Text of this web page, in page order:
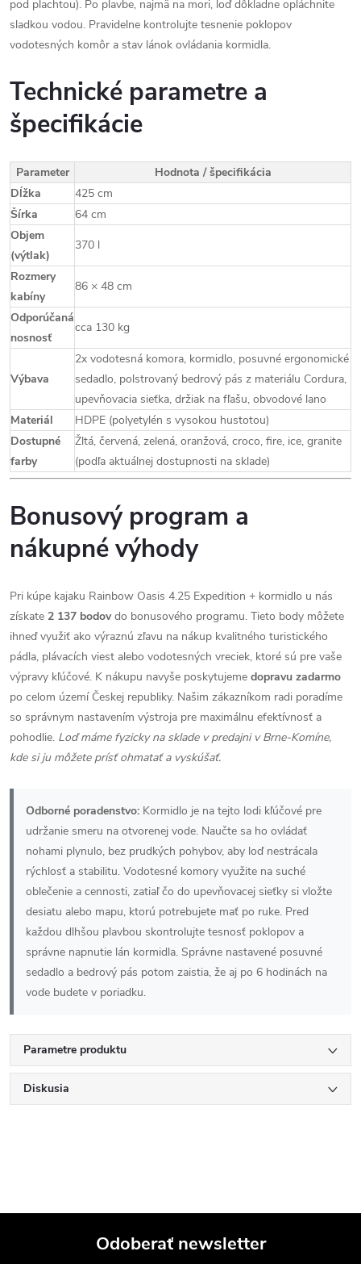
pod plachtou). Po plavbe, najmä na mori, loď dôkladne opláchnite
sladkou vodou. Pravidelne kontrolujte tesnenie poklopov
vodotesných komôr a stav lánok ovládania kormidla.
Technické parametre a
špecifikácie
Parameter
Hodnota / špecifikácia
Dĺžka
425 cm
Šírka
64 cm
Objem
(výtlak)
370 l
Rozmery
kabíny
86 × 48 cm
Odporúčaná
nosnosť
cca 130 kg
Výbava
2x vodotesná komora, kormidlo, posuvné ergonomické
sedadlo, polstrovaný bedrový pás z materiálu Cordura,
upevňovacia sieťka, držiak na fľašu, obvodové lano
Materiál
HDPE (polyetylén s vysokou hustotou)
Dostupné
farby
Žltá, červená, zelená, oranžová, croco, fire, ice, granite
(podľa aktuálnej dostupnosti na sklade)
Bonusový program a
nákupné výhody
Pri kúpe kajaku Rainbow Oasis 4.25 Expedition + kormidlo u nás
získate 2 137 bodovdo bonusového programu. Tieto body môžete
ihneď využiť ako výraznú zľavu na nákup kvalitného turistického
pádla, plávacích viest alebo vodotesných vreciek, ktoré sú pre vaše
výpravy kľúčové. K nákupu navyše poskytujeme dopravu zadarmo
po celom území Českej republiky. Našim zákazníkom radi poradíme
so správnym nastavením výstroja pre maximálnu efektívnosť a
pohodlie. Loď máme fyzicky na sklade v predajni v Brne-Komíne,
kde si ju môžete prísť ohmatať a vyskúšať.
Odborné poradenstvo: Kormidlo je na tejto lodi kľúčové pre
udržanie smeru na otvorenej vode. Naučte sa ho ovládať
nohami plynulo, bez prudkých pohybov, aby loď nestrácala
rýchlosť a stabilitu. Vodotesné komory využite na suché
oblečenie a cennosti, zatiaľ čo do upevňovacej sieťky si vložte
desiatu alebo mapu, ktorú potrebujete mať po ruke. Pred
každou dlhšou plavbou skontrolujte tesnosť poklopov a
správne napnutie lán kormidla. Správne nastavené posuvné
sedadlo a bedrový pás potom zaistia, že aj po 6 hodinách na
vode budete v poriadku.
Parametre produktu
Diskusia
Odoberať newsletter